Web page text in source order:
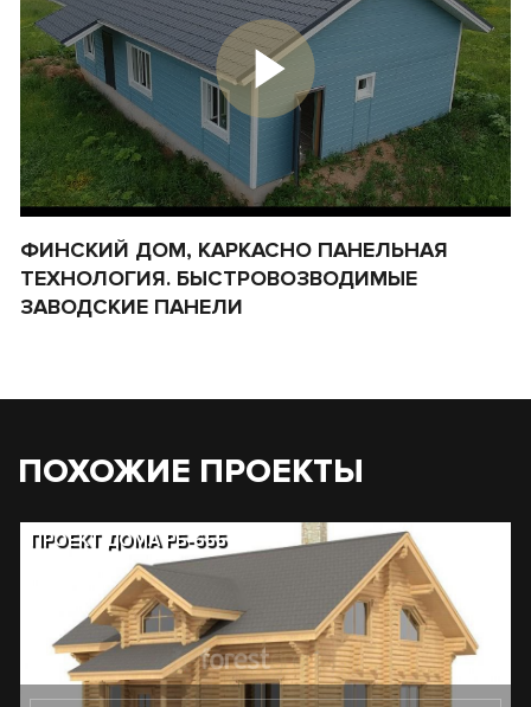
ФИНСКИЙ ДОМ, КАРКАСНО ПАНЕЛЬНАЯ
ТЕХНОЛОГИЯ. БЫСТРОВОЗВОДИМЫЕ
ЗАВОДСКИЕ ПАНЕЛИ
ПОХОЖИЕ ПРОЕКТЫ
ПРОЕКТ ДОМА РБ-655